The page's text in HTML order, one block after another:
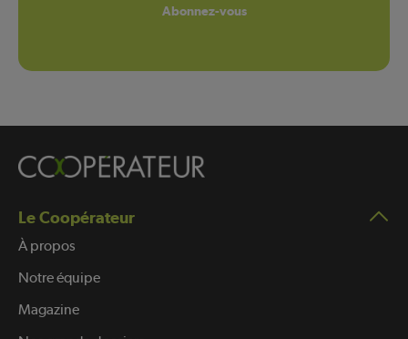
Abonnez-vous
Le Coopérateur
À propos
Notre équipe
Magazine